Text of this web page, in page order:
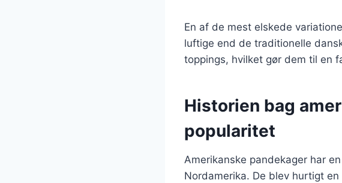
En af de mest elskede
luftige end de traditionelle
toppings, hvilket gør dem til en
Historien bag
popularitet
Amerikanske pandekager har
Nordamerika. De blev hurtigt